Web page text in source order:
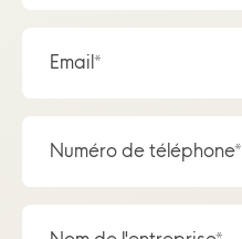
Email*
Numéro de téléphone*